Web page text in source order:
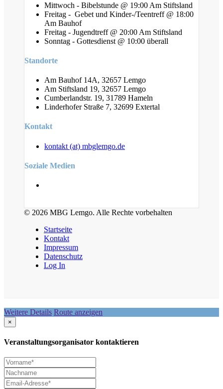
Mittwoch - Bibelstunde @ 19:00 Am Stiftsland
Freitag - Gebet und Kinder-/Teentreff @ 18:00
Am Bauhof
Freitag - Jugendtreff @ 20:00 Am Stiftsland
Sonntag - Gottesdienst @ 10:00 überall
Standorte
Am Bauhof 14A, 32657 Lemgo
Am Stiftsland 19, 32657 Lemgo
Cumberlandstr. 19, 31789 Hameln
Linderhofer Straße 7, 32699 Extertal
Kontakt
kontakt (at) mbglemgo.de
Soziale Medien
© 2026 MBG Lemgo. Alle Rechte vorbehalten
Startseite
Kontakt
Impressum
Datenschutz
Log In
Weitere Details Route anzeigen
×
Veranstaltungsorganisator kontaktieren